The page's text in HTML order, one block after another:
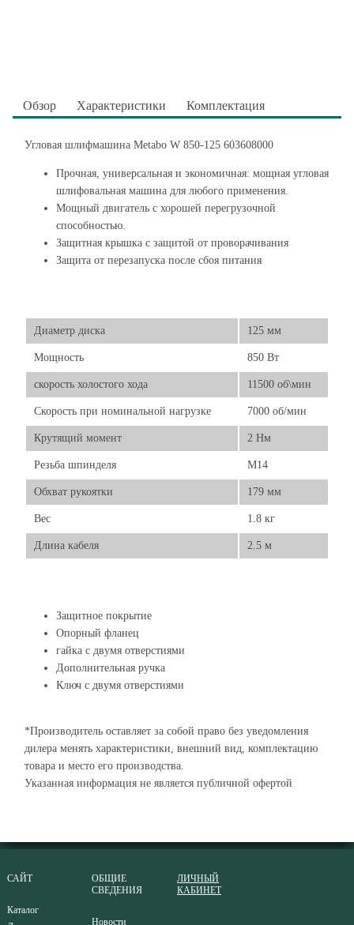
Обзор Характеристики Комплектация
Угловая шлифмашина Metabo W 850-125 603608000
Прочная, универсальная и экономичная: мощная угловая
шлифовальная машина для любого применения.
Мощный двигатель с хорошей перегрузочной
способностью.
Защитная крышка с защитой от проворачивания
Защита от перезапуска после сбоя питания
Диаметр диска 125 мм
Мощность 850 Вт
скорость холостого хода 11500 об\мин
Скорость при номинальной нагрузке 7000 об/мин
Крутящий момент 2 Нм
Резьба шпинделя М14
Обхват рукоятки 179 мм
Вес 1.8 кг
Длина кабеля 2.5 м
Защитное покрытие
Опорный фланец
гайка с двумя отверстиями
Дополнительная ручка
Ключ с двумя отверстиями
*Производитель оставляет за собой право без уведомления
дилера менять характеристики, внешний вид, комплектацию
товара и место его производства.
Указанная информация не является публичной офертой
САЙТ
Каталог
ОБЩИЕ
СВЕДЕНИЯ
Новости
ЛИЧНЫЙ
КАБИНЕТ